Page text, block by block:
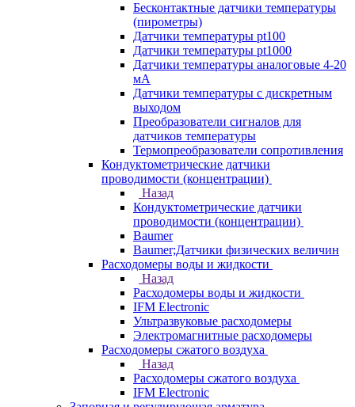
Бесконтактные датчики температуры
(пирометры)
Датчики температуры pt100
Датчики температуры pt1000
Датчики температуры аналоговые 4-20
мА
Датчики температуры с дискретным
выходом
Преобразователи сигналов для
датчиков температуры
Термопреобразователи сопротивления
Кондуктометрические датчики
проводимости (концентрации)
Назад
Кондуктометрические датчики
проводимости (концентрации)
Baumer
Baumer;Датчики физических величин
Расходомеры воды и жидкости
Назад
Расходомеры воды и жидкости
IFM Electronic
Ультразвуковые расходомеры
Электромагнитные расходомеры
Расходомеры сжатого воздуха
Назад
Расходомеры сжатого воздуха
IFM Electronic